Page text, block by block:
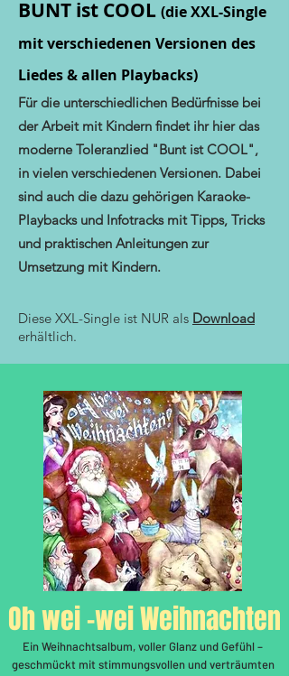
BUNT ist COOL (die XXL-Single
mit verschiedenen Versionen des
Liedes & allen Playbacks)
Für die unterschiedlichen Bedürfnisse bei
der Arbeit mit Kindern findet ihr hier das
moderne Toleranzlied "Bunt ist COOL",
in vielen verschiedenen Versionen. Dabei
sind auch die dazu gehörigen Karaoke-
Playbacks und Infotracks mit Tipps, Tricks
und praktischen Anleitungen zur
Umsetzung mit Kindern.
Diese XXL-Single ist NUR als Download
erhältlich.
Oh wei -wei Weihnachten
Ein Weihnachtsalbum, voller Glanz und Gefühl –
geschmückt mit stimmungsvollen und verträumten